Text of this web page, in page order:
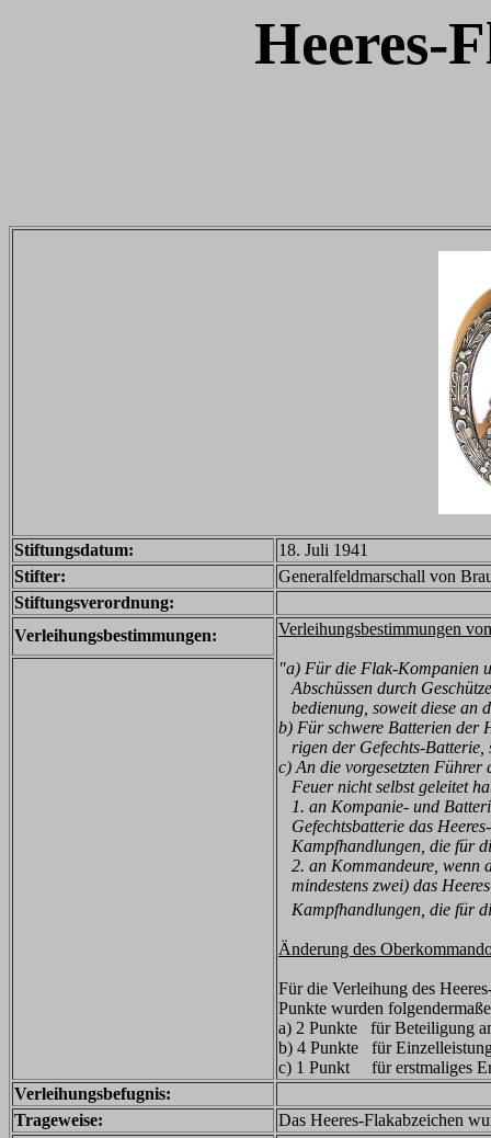
Heeres-
Stiftungsdatum:
18. Juli 1941
Stifter:
Generalfeldmarschall von
Stiftungsverordnung:
Verleihungsbestimmungen:
Verleihungsbestimmungen
"a) Für die Flak-Kompanien
Abschüssen durch
bedienung, soweit diese an
b) Für schwere Batterien der
rigen der Gefechts-Batterie,
c) An die vorgesetzten Führer
Feuer nicht selbst geleitet
1. an Kompanie- und
Gefechtsbatterie das
Kampfhandlungen, die für
2. an Kommandeure, wenn
mindestens zwei) das
Kampfhandlungen, die für
Änderung des
Für die Verleihung des
Punkte wurden
a) 2 Punkte für Beteiligung
b) 4 Punkte für Einzelleistung
c) 1 Punkt für erstmaliges
Verleihungsbefugnis:
Trageweise:
Das Heeres-Flakabzeichen